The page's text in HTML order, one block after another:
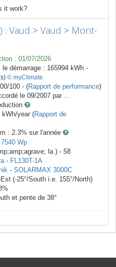
it work?
: Vaud >Vaud > Mont-
: 01/07/2026
le démarrage : 165994 kWh -
© myClimate
100 - (Rapport de performance)
le 09/2007 par ...
kWh/year (Rapport de
: 2.3% sur l'année
7540 Wp
la ) - 58
- FL130T-1A
- SOLARMAX 3000C
(-25°/South i.e. 155°/North)
%
et pente de 38°